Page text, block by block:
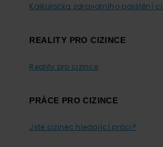
Kalkulačka zdravotního pojištění
REALITY PRO CIZINCE
Reality pro cizince
PRÁCE PRO CIZINCE
Jste cizinec hledající práci?